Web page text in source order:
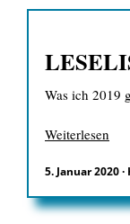
Was ich 2019
Weiterlesen
5. Januar 2020·